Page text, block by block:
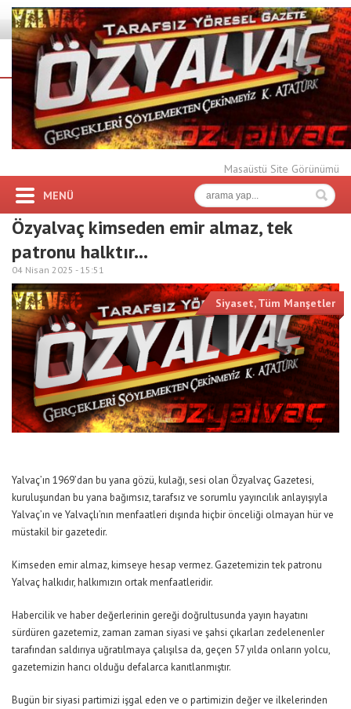
Masaüstü Site Görünümü
MENÜ
Özyalvaç kimseden emir almaz, tek
patronu halktır…
04 Nisan 2025 - 15:51
Siyaset,Tüm Manşetler
Yalvaç’ın 1969’dan bu yana gözü, kulağı, sesi olan Özyalvaç Gazetesi,
kuruluşundan bu yana bağımsız, tarafsız ve sorumlu yayıncılık anlayışıyla
Yalvaç’ın ve Yalvaçlı’nın menfaatleri dışında hiçbir önceliği olmayan hür ve
müstakil bir gazetedir.
Kimseden emir almaz, kimseye hesap vermez. Gazetemizin tek patronu
Yalvaç halkıdır, halkımızın ortak menfaatleridir.
Habercilik ve haber değerlerinin gereği doğrultusunda yayın hayatını
sürdüren gazetemiz, zaman zaman siyasi ve şahsi çıkarları zedelenenler
tarafından saldırıya uğratılmaya çalışılsa da, geçen 57 yılda onların yolcu,
gazetemizin hancı olduğu defalarca kanıtlanmıştır.
Bugün bir siyasi partimizi işgal eden ve o partimizin değer ve ilkelerinden